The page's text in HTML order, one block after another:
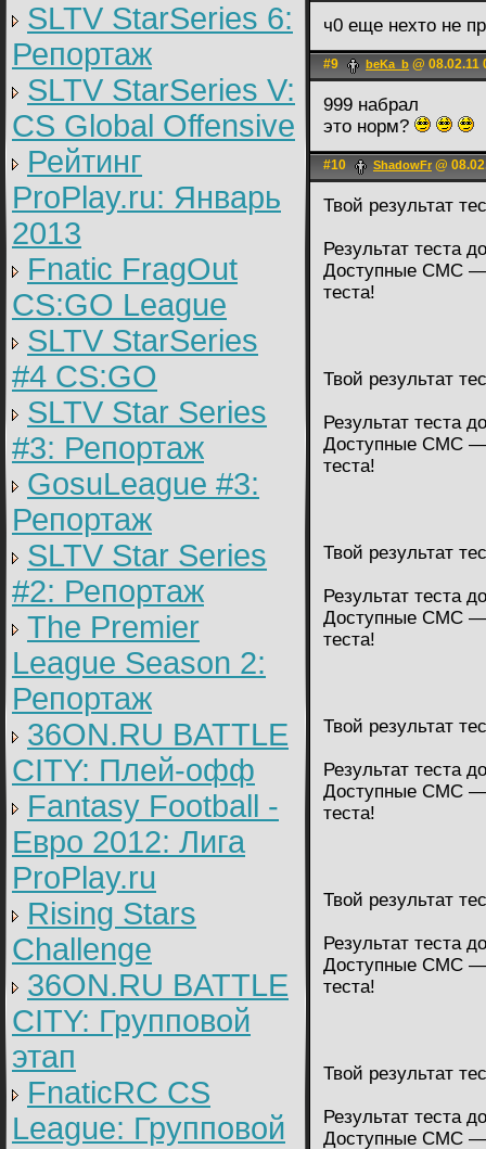
SLTV StarSeries 6:
Репортаж
SLTV StarSeries V:
CS Global Offensive
Рейтинг
ProPlay.ru: Январь
2013
Fnatic FragOut
CS:GO League
SLTV StarSeries
#4 CS:GO
SLTV Star Series
#3: Репортаж
GosuLeague #3:
Репортаж
SLTV Star Series
#2: Репортаж
The Premier
League Season 2:
Репортаж
36ON.RU BATTLE
CITY: Плей-офф
Fantasy Football -
Евро 2012: Лига
ProPlay.ru
Rising Stars
Challenge
36ON.RU BATTLE
CITY: Групповой
этап
FnaticRC CS
League: Групповой
ч0 еще нехто не
#9 beKa_b @ 08.02.11
999 набрал
это норм?
#10 ShadowFr @
Твой результат
Результат теста
Доступные СМС —
теста!
Твой результат
Результат теста
Доступные СМС —
теста!
Твой результат
Результат теста
Доступные СМС —
теста!
Твой результат
Результат теста
Доступные СМС —
теста!
Твой результат
Результат теста
Доступные СМС —
теста!
Твой результат
Результат теста
Доступные СМС —